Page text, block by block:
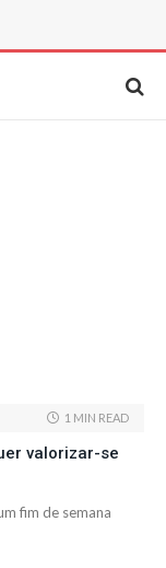
1 MIN READ
valorizar-se
fim de semana